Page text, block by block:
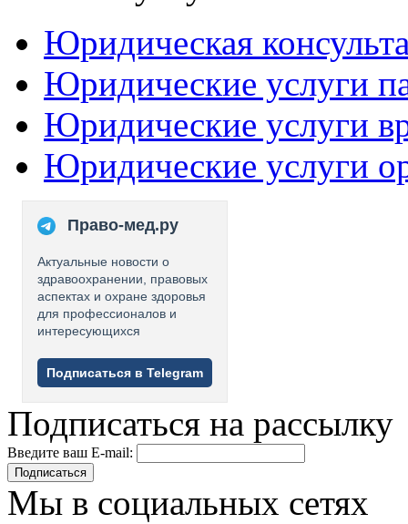
Юридическая
Юридические услуги
Юридические услуги
Юридические услуги
Право-мед.ру
Актуальные новости о
здравоохранении, правовых
аспектах и охране здоровья
для профессионалов и
интересующихся
Подписаться в Telegram
Подписаться на рассылку
Введите ваш E-mail:
Подписаться
Мы в социальных сетях